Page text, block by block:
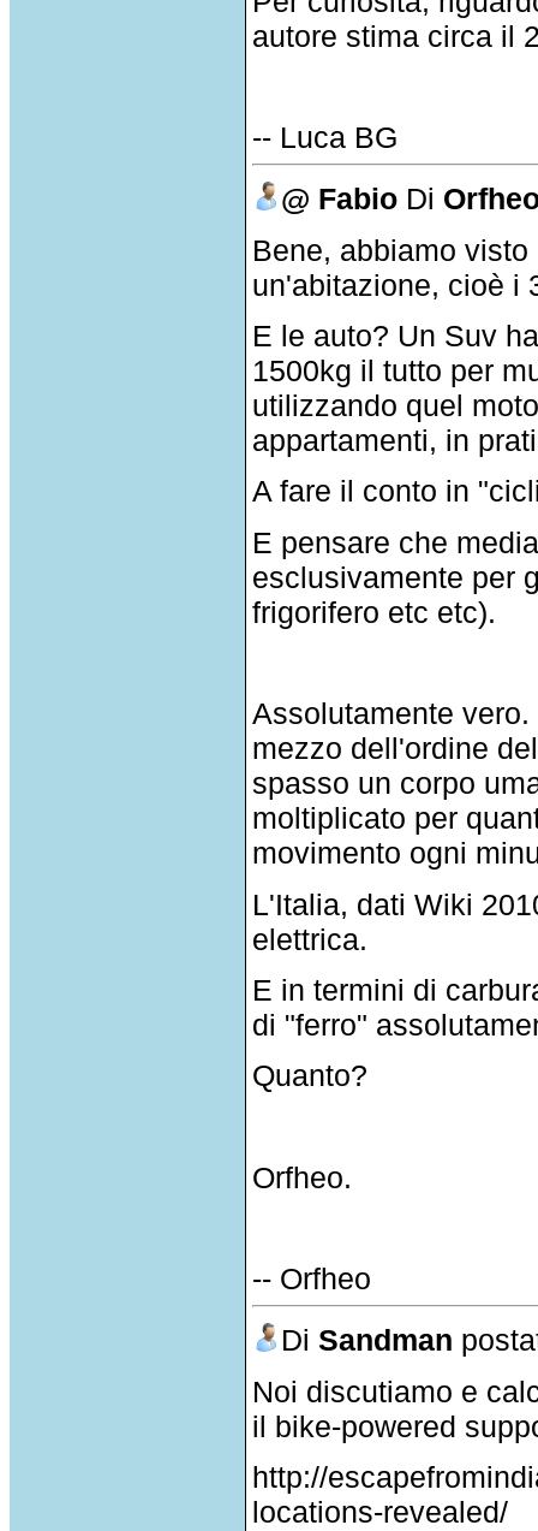
autore stima circa il
-- Luca BG
@ Fabio Di
Bene, abbiamo
un'abitazione, cioè i
E le auto? Un Suv
1500kg il tutto per
utilizzando quel
appartamenti, in
A fare il conto in
E pensare che
esclusivamente per
frigorifero etc etc).
Assolutamente
mezzo dell'ordine
spasso un corpo
moltiplicato per
movimento ogni
L'Italia, dati Wiki
elettrica.
E in termini di
di "ferro"
Quanto?
Orfheo.
-- Orfheo
DiSandman
Noi discutiamo e
il bike-powered
http://
locations-revealed/